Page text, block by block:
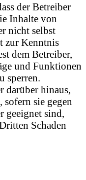
der Betreiber
Inhalte von
nicht selbst
zur Kenntnis
dem Betreiber,
und Funktionen
sperren.
darüber hinaus,
sofern sie gegen
geeignet sind,
Schaden